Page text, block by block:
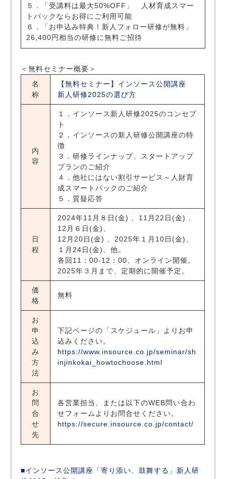
５．「受講料は最大50%OFF」 人材育成スマー
トパックならお得にご利用可能
６．「お申込み特典！新人フォロー研修が無料」
26,400円相当の研修に無料ご招待
＜無料セミナー概要＞
名
称
【無料セミナー】インソース公開講座
新人研修2025の選び方
内
容
１．インソース新人研修2025のコンセプ
ト
２．インソースの新人研修公開講座の特
徴
３．研修ラインナップ、スタートアップ
プランのご紹介
４．他社にはない割引サービス～人財育
成スマートパックのご紹介
５．質疑応答
日
程
2024年11月８日(金) 、11月22日(金) 、
12月６日(金)、
12月20日(金) 、2025年１月10日(金)、
１月24日(金)、他。
各回11：00-12：00、オンライン開催。
2025年３月まで、定期的に開催予定。
価
格
無料
お
申
込
み
方
法
下記ページの「スケジュール」よりお申
込みください。
https://www.insource.co.jp/seminar/sh
injinkokai_howtochoose.html
お
問
合
せ
先
各営業担当、または以下のWEB問い合わ
せフォームよりお問合せください。
https://secure.insource.co.jp/contact/
■インソース公開講座「寄り添い、鼓舞する」新人研